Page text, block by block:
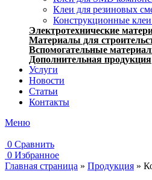
Клеи для резиновых
Конструкционные
Электротехнические
Материалы для
Вспомогательные
Дополнительная продукция
Услуги
Новости
Статьи
Контакты
Меню
0 Сравнить
0 Избранное
Главная страница » Продукция »